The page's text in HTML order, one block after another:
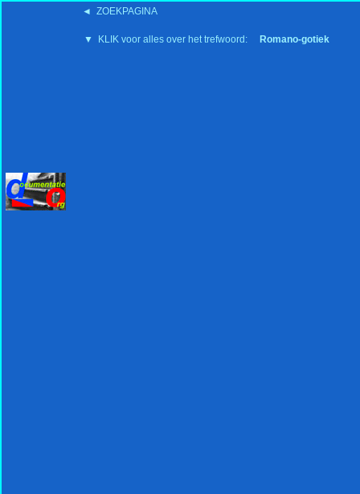
◄ ZOEKPAGINA
▼ KLIK voor alles over het trefwoord: Romano-gotiek
'15:19 19-2-2008